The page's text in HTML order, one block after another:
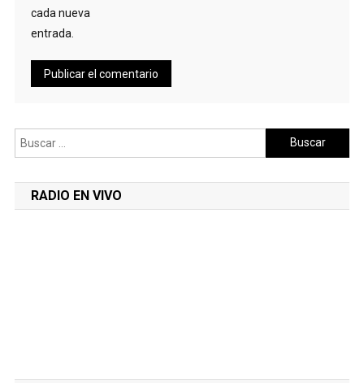
cada nueva
entrada.
Buscar:
RADIO EN VIVO